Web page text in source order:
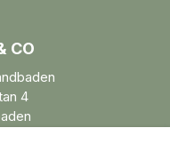
CO
4